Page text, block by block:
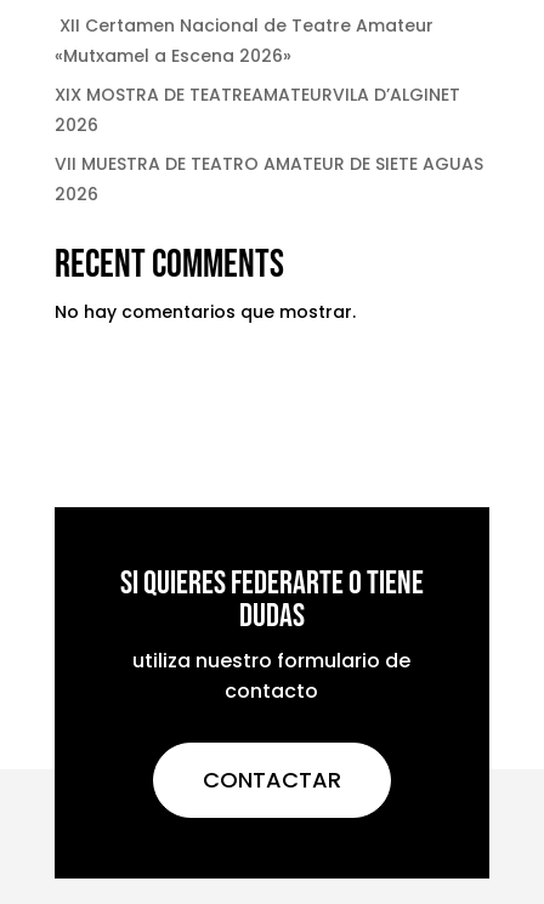
XII Certamen Nacional de Teatre Amateur
«Mutxamel a Escena 2026»
XIX MOSTRA DE TEATREAMATEURVILA D’ALGINET
2026
VII MUESTRA DE TEATRO AMATEUR DE SIETE AGUAS
2026
Recent Comments
No hay comentarios que mostrar.
Si quieres federarte o tiene
dudas
utiliza nuestro formulario de
contacto
CONTACTAR